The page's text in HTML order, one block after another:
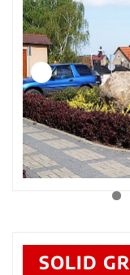
SOLID